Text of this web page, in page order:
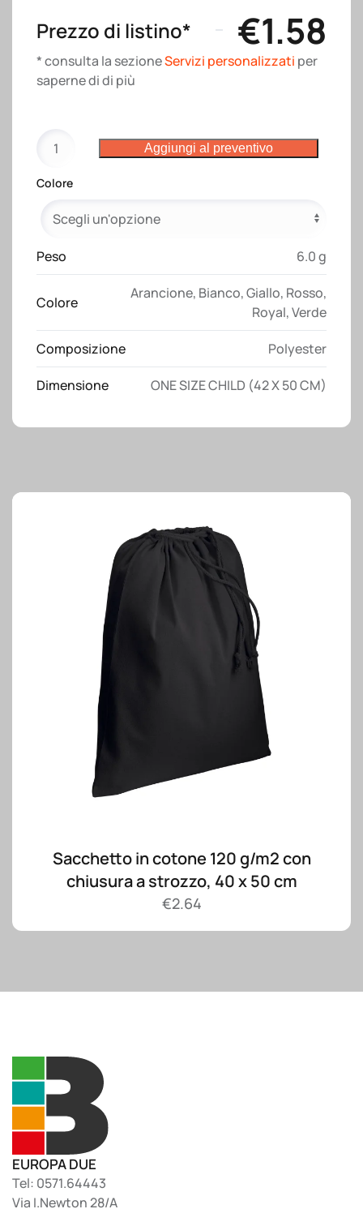
Prezzo di listino* €1.58
* consulta la sezioneServizi personalizzati per
saperne di di più
bambino
poliestere
Aggiungi al preventivo
Colore
Peso 6.0 g
Colore
Arancione, Bianco,Giallo, Rosso,
Royal,Verde
Composizione Polyester
Dimensione ONE SIZE CHILD (42 X 50 CM)
Sacchetto in cotone 120 g/m2 con
chiusura a strozzo, 40 x 50 cm
€2.64
EUROPA DUE
Tel: 0571.64443
Via I.Newton 28/A